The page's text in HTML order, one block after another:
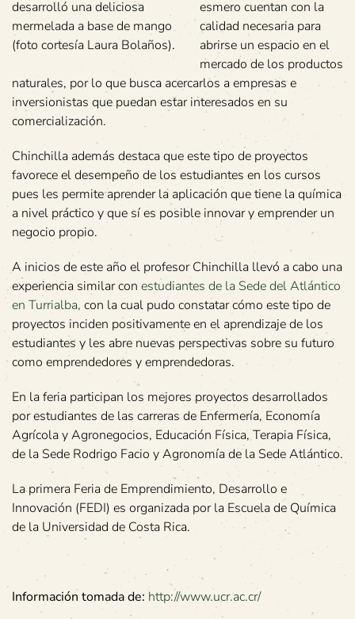
desarrolló una deliciosa
mermelada a base de mango
(foto cortesía Laura Bolaños).
esmero cuentan con la
calidad necesaria para
abrirse un espacio en el
mercado de los productos
naturales, por lo que busca acercarlos a empresas e
inversionistas que puedan estar interesados en su
comercialización.
Chinchilla además destaca que este tipo de proyectos
favorece el desempeño de los estudiantes en los cursos
pues les permite aprender la aplicación que tiene la química
a nivel práctico y que sí es posible innovar y emprender un
negocio propio.
A inicios de este año el profesor Chinchilla llevó a cabo una
experiencia similar con estudiantes de la Sede del Atlántico
en Turrialba, con la cual pudo constatar cómo este tipo de
proyectos inciden positivamente en el aprendizaje de los
estudiantes y les abre nuevas perspectivas sobre su futuro
como emprendedores y emprendedoras.
En la feria participan los mejores proyectos desarrollados
por estudiantes de las carreras de Enfermería, Economía
Agrícola y Agronegocios, Educación Física, Terapia Física,
de la Sede Rodrigo Facio y Agronomía de la Sede Atlántico.
La primera Feria de Emprendimiento, Desarrollo e
Innovación (FEDI) es organizada por la Escuela de Química
de la Universidad de Costa Rica.
Información tomada de: http://www.ucr.ac.cr/